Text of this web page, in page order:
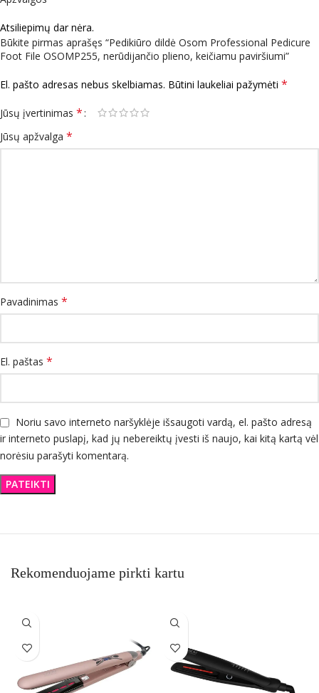
Atsiliepimų dar nėra.
Būkite pirmas aprašęs “Pedikiūro dildė Osom Professional Pedicure
Foot File OSOMP255, nerūdijančio plieno, keičiamu paviršiumi”
El. pašto adresas nebus skelbiamas. Būtini laukeliai pažymėti *
Jūsų įvertinimas *
Jūsų apžvalga *
Pavadinimas *
El. paštas *
Noriu savo interneto naršyklėje išsaugoti vardą, el. pašto adresą
ir interneto puslapį, kad jų nebereiktų įvesti iš naujo, kai kitą kartą vėl
norėsiu parašyti komentarą.
Rekomenduojame pirkti kartu